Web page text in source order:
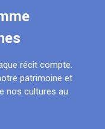
récit compte.
patrimoine et
nos cultures au